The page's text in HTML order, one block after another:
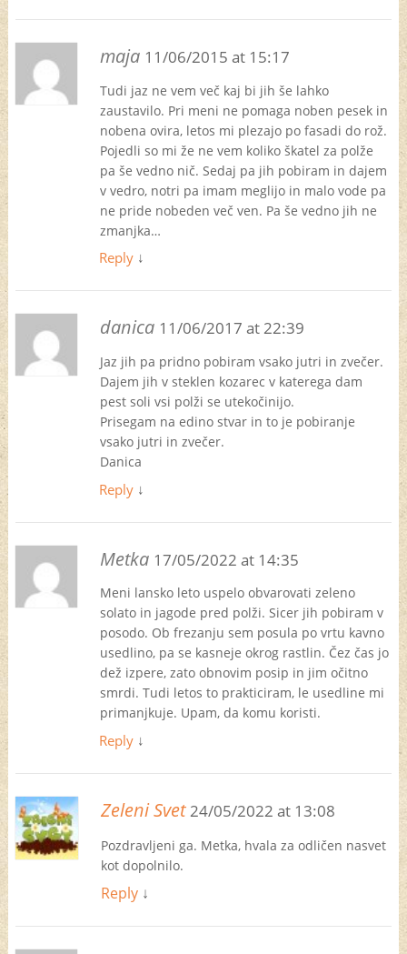
maja 11/06/2015 at 15:17
Tudi jaz ne vem več kaj bi jih še lahko
zaustavilo. Pri meni ne pomaga noben pesek in
nobena ovira, letos mi plezajo po fasadi do rož.
Pojedli so mi že ne vem koliko škatel za polže
pa še vedno nič. Sedaj pa jih pobiram in dajem
v vedro, notri pa imam meglijo in malo vode pa
ne pride nobeden več ven. Pa še vedno jih ne
zmanjka…
Reply ↓
danica 11/06/2017 at 22:39
Jaz jih pa pridno pobiram vsako jutri in zvečer.
Dajem jih v steklen kozarec v katerega dam
pest soli vsi polži se utekočinijo.
Prisegam na edino stvar in to je pobiranje
vsako jutri in zvečer.
Danica
Reply ↓
Metka 17/05/2022 at 14:35
Meni lansko leto uspelo obvarovati zeleno
solato in jagode pred polži. Sicer jih pobiram v
posodo. Ob frezanju sem posula po vrtu kavno
usedlino, pa se kasneje okrog rastlin. Čez čas jo
dež izpere, zato obnovim posip in jim očitno
smrdi. Tudi letos to prakticiram, le usedline mi
primanjkuje. Upam, da komu koristi.
Reply ↓
Zeleni Svet 24/05/2022 at 13:08
Pozdravljeni ga. Metka, hvala za odličen nasvet
kot dopolnilo.
Reply ↓